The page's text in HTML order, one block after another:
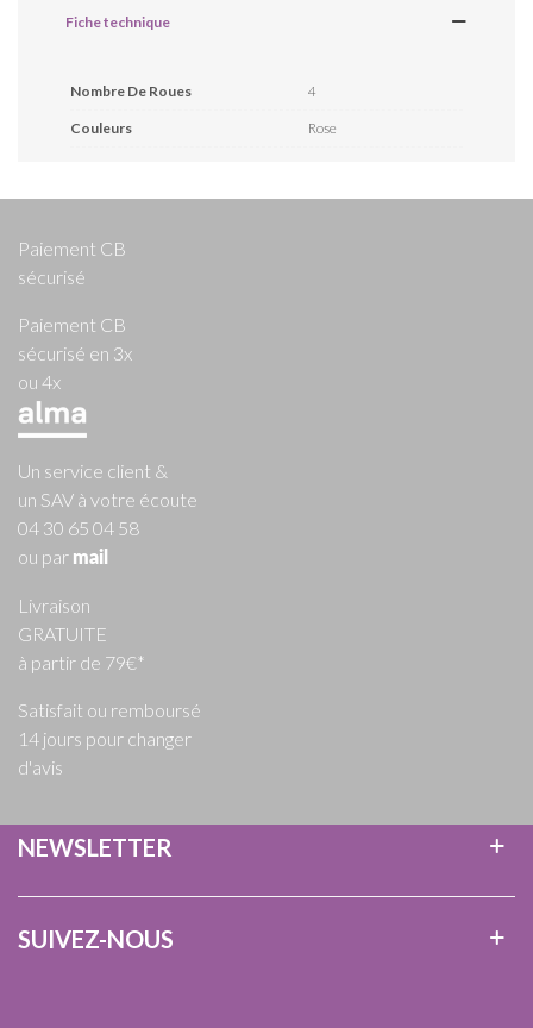
Fiche technique
Nombre De Roues 4
Couleurs Rose
Paiement CB
sécurisé
Paiement CB
sécurisé en 3x
ou 4x
Un service client &
un SAV à votre écoute
04 30 65 04 58
ou par mail
Livraison
GRATUITE
à partir de 79€*
Satisfait ou remboursé
14 jours pour changer
d'avis
NEWSLETTER
SUIVEZ-NOUS